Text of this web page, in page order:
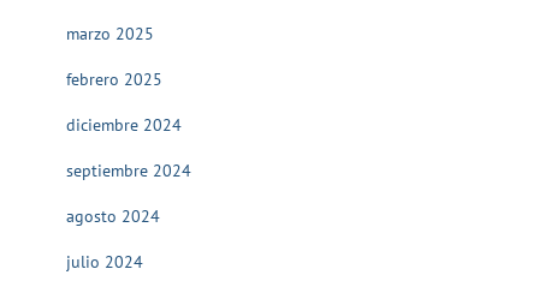
marzo 2025
febrero 2025
diciembre 2024
septiembre 2024
agosto 2024
julio 2024